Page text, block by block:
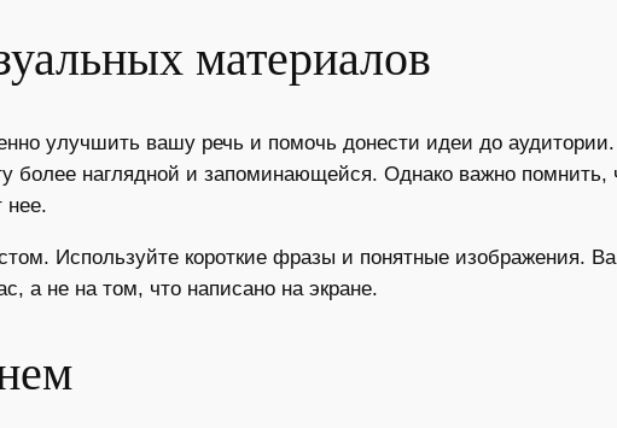
материалов
улучшить вашу речь и помочь донести идеи до
более наглядной и запоминающейся. Однако важно
нее.
Используйте короткие фразы и понятные изображения.
а не на том, что написано на экране.